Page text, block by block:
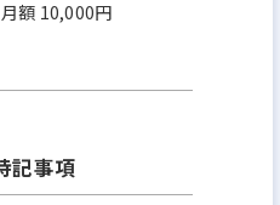
額 10,000円
記事項